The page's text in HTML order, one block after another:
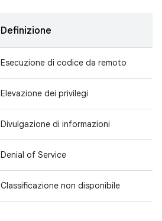
Definizione
Esecuzione di codice da remoto
Elevazione dei privilegi
Divulgazione di informazioni
Denial of Service
Classificazione non disponibile